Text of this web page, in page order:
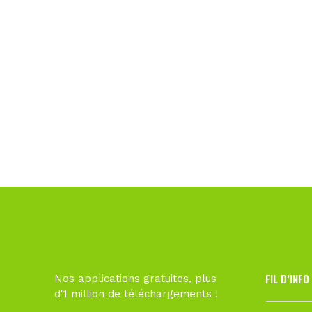
Nos applications gratuites, plus
d'1 million de téléchargements !
FIL D’INFO